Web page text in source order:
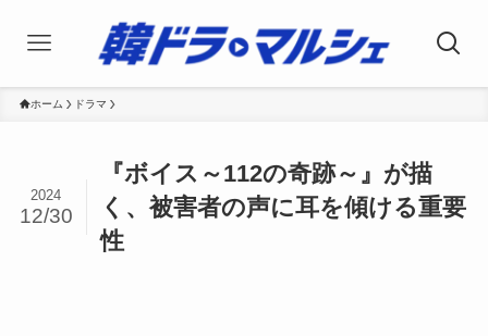
ホーム ドラマ
『ボイス～112の奇跡～』が描
く、被害者の声に耳を傾ける重要
性
2024
12/30